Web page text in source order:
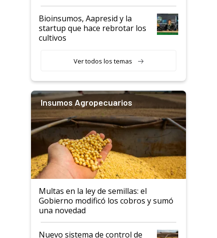
Bioinsumos, Aapresid y la
startup que hace rebrotar los
cultivos
Ver todos los temas
Insumos Agropecuarios
Multas en la ley de semillas: el
Gobierno modificó los cobros y sumó
una novedad
Nuevo sistema de control de